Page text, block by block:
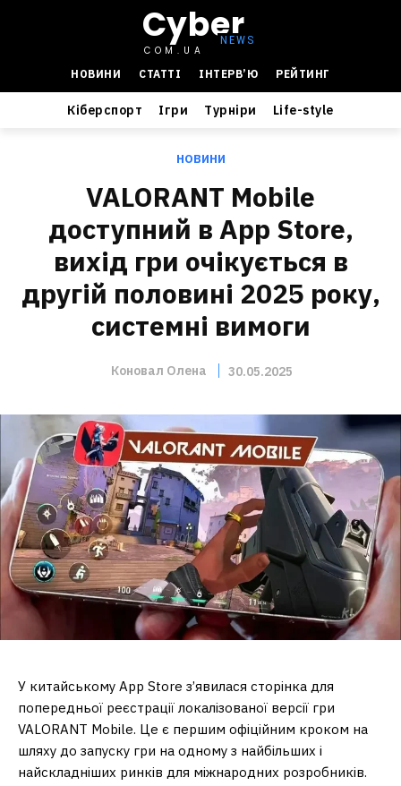
Cyber
COM.UA
НОВИНИ
СТАТТІ ІНТЕРВ’Ю РЕЙТИНГ
Кіберспорт Ігри Турніри Life-style
НОВИНИ
VALORANT Mobile
доступний в App Store,
вихід гри очікується в
другій половині 2025 року,
системні вимоги
Коновал Олена 30.05.2025
У китайському App Store з’явилася сторінка для
попередньої реєстрації локалізованої версії гри
VALORANT Mobile. Це є першим офіційним кроком на
шляху до запуску гри на одному з найбільших і
найскладніших ринків для міжнародних розробників.